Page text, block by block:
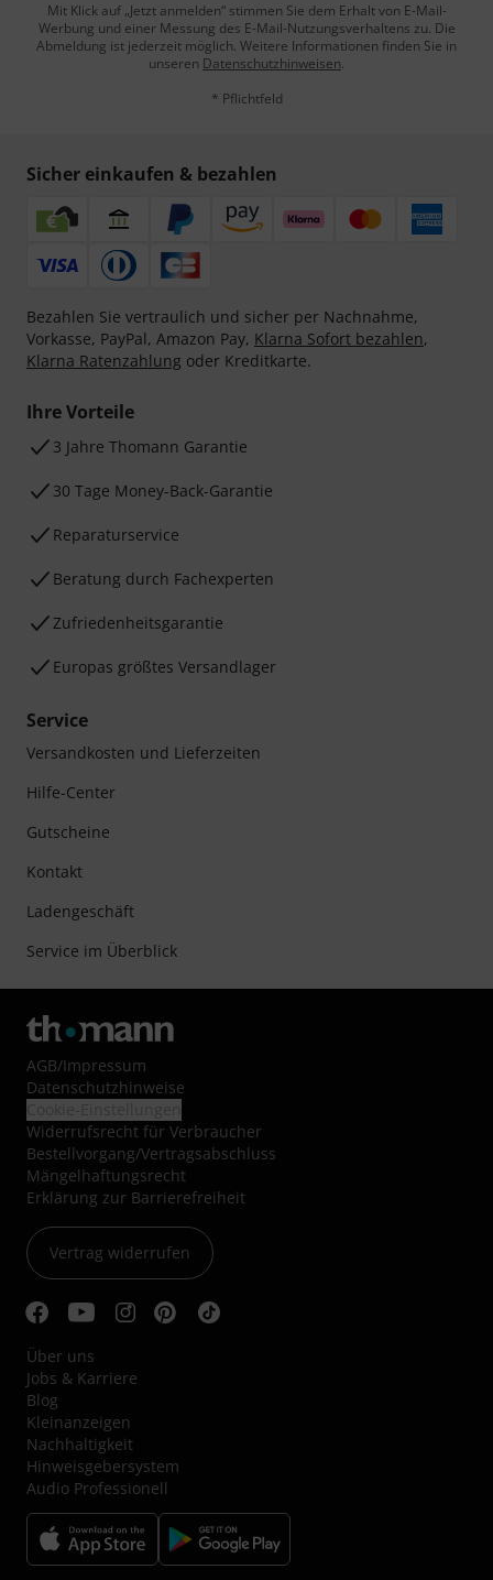
Mit Klick auf „Jetzt anmelden“ stimmen Sie dem Erhalt von E-Mail-
Werbung und einer Messung des E-Mail-Nutzungsverhaltens zu. Die
Abmeldung ist jederzeit möglich. Weitere Informationen finden Sie in
unseren Datenschutzhinweisen.
* Pflichtfeld
Sicher einkaufen & bezahlen
Bezahlen Sie vertraulich und sicher per Nachnahme,
Vorkasse, PayPal, Amazon Pay, Klarna Sofort bezahlen,
Klarna Ratenzahlung oder Kreditkarte.
Ihre Vorteile
3 Jahre Thomann Garantie
30 Tage Money-Back-Garantie
Reparaturservice
Beratung durch Fachexperten
Zufriedenheitsgarantie
Europas größtes Versandlager
Service
Versandkosten und Lieferzeiten
Hilfe-Center
Gutscheine
Kontakt
Ladengeschäft
Service im Überblick
AGB/Impressum
Datenschutzhinweise
Widerrufsrecht für Verbraucher
Bestellvorgang/Vertragsabschluss
Mängelhaftungsrecht
Erklärung zur Barrierefreiheit
Vertrag widerrufen
Über uns
Jobs & Karriere
Blog
Kleinanzeigen
Nachhaltigkeit
Hinweisgebersystem
Audio Professionell